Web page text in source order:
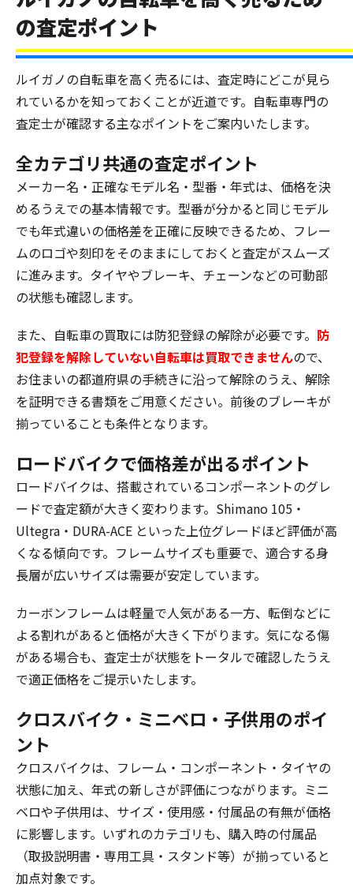
の査定ポイント
ルイガノの自転車を高く売るには、査定時にどこが見ら
れているかを知っておくことが近道です。自転車専門の
査定士が確認する主なポイントをご案内いたします。
全カテゴリ共通の査定ポイント
メーカー名・正確なモデル名・型番・年式は、価格を決
めるうえでの基本情報です。型番が分かると同じモデル
でも年式違いの価格差を正確に反映できるため、フレー
ムのロゴや刻印をそのままにしておくと査定がスムーズ
に進みます。タイヤやブレーキ、チェーンなどの可動部
の状態も確認します。
また、自転車の買取には防犯登録の解除が必要です。 防
犯登録を解除していない自転車は買取できませんので、
お住まいの都道府県の手続きに沿って解除のうえ、解除
を証明できる書類をご用意ください。前後のブレーキが
揃っていることも条件となります。
ロードバイクで価格差が出るポイント
ロードバイクは、搭載されているコンポーネントのグレ
ードで査定額が大きく変わります。Shimano 105・
Ultegra・DURA-ACE といった上位グレードほど評価が高
くなる傾向です。フレームサイズも重要で、適合する身
長層が広いサイズは需要が安定しています。
カーボンフレームは軽量で人気がある一方、転倒などに
よる割れがあると価格が大きく下がります。気になる傷
がある場合も、査定士が状態をトータルで確認したうえ
で適正価格をご提示いたします。
クロスバイク・ミニベロ・子供用のポイ
ント
クロスバイクは、フレーム・コンポーネント・タイヤの
状態に加え、年式の新しさが評価につながります。ミニ
ベロや子供用は、サイズ・使用感・付属品の有無が価格
に影響します。いずれのカテゴリも、購入時の付属品
（取扱説明書・専用工具・スタンド等）が揃っていると
加点対象です。